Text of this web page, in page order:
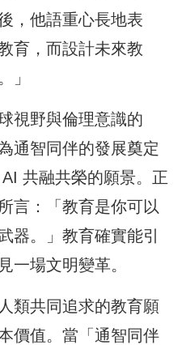
，他語重心長地表
育，而設計未來教
」
視野與倫理意識的
通智同伴的發展奠定
共融共榮的願景。正
言：「教育是你可以
器。」教育確實能引
一場文明變革。
類共同追求的教育願
價值。當「通智同伴